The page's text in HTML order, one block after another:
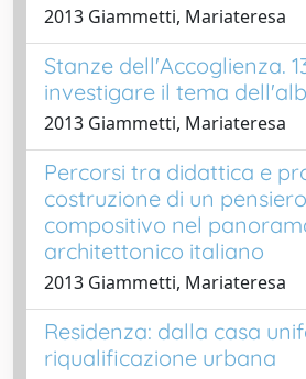
2013 Giammetti, Mariateresa
Stanze dell'Accoglienza.
investigare il tema
2013 Giammetti, Mariateresa
Percorsi tra didattica e
costruzione di un pensiero
compositivo nel
architettonico italiano
2013 Giammetti, Mariateresa
Residenza: dalla casa
riqualificazione urbana